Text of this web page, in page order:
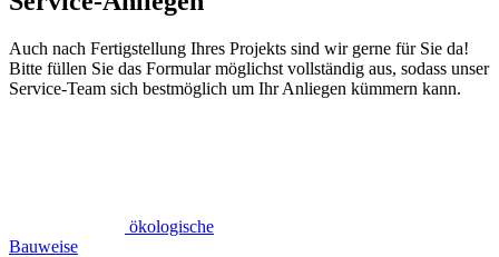
Auch nach Fertigstellung Ihres Projekts sind wir gerne für Sie da!
Bitte füllen Sie das Formular möglichst vollständig aus, sodass unser
Service-Team sich bestmöglich um Ihr Anliegen kümmern kann.
ökologische
Bauweise